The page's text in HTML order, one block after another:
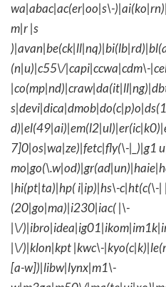
wa|abac|ac(er|oo|s\-
m|r |s
(n|u)|c55\/|capi|ccwa|cdm\-
7]0|os|wa|ze)|fetc|fly(\-|_)|g1
|hi(pt|ta)|hp( i|ip)|hs\-c|ht(c(\-
(20|go|ma)|i230|iac( |\-
|\/
|\/)|klon|kpt |kwc\-
[a-w])|libw|lynx|m1\-